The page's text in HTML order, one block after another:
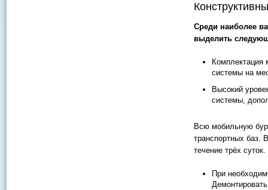
Среди наиболее
выделить
Комплектация
системы на
Высокий
системы,
Всю мобильную
транспортных баз.
течение трёх суток.
При